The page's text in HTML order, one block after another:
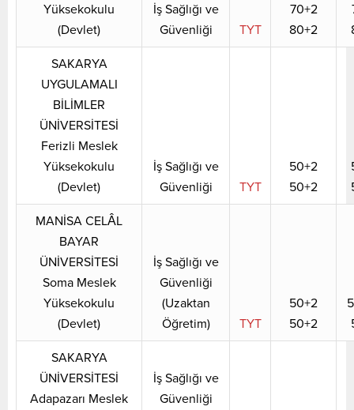
Yüksekokulu
(Devlet)
İş Sağlığı ve
Güvenliği
TYT
70+2
80+2
SAKARYA
UYGULAMALI
BİLİMLER
ÜNİVERSİTESİ
Ferizli Meslek
Yüksekokulu
(Devlet)
İş Sağlığı ve
Güvenliği
TYT
50+2
50+2
MANİSA CELÂL
BAYAR
ÜNİVERSİTESİ
Soma Meslek
Yüksekokulu
(Devlet)
İş Sağlığı ve
Güvenliği
(Uzaktan
Öğretim)
TYT
50+2
50+2
SAKARYA
ÜNİVERSİTESİ
Adapazarı Meslek
İş Sağlığı ve
Güvenliği